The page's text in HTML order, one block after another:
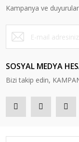
Kampanya ve
SOSYAL MEDYA
Bizi takip edin,